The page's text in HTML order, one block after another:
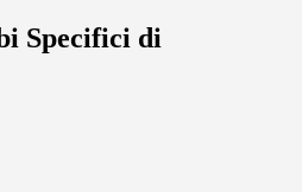
Specifici di